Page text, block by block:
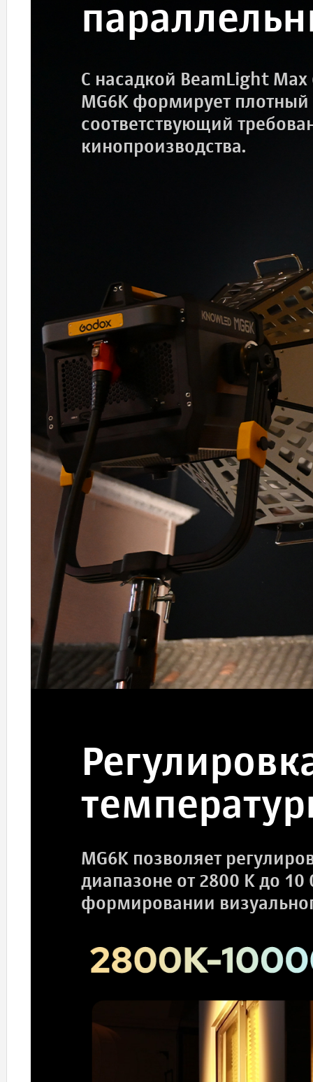
С насадкой BeamLight
MG6K формирует
соответствующий
кинопроизводства.
MG6K позволяет
диапазоне от 2800 K до 10
формировании